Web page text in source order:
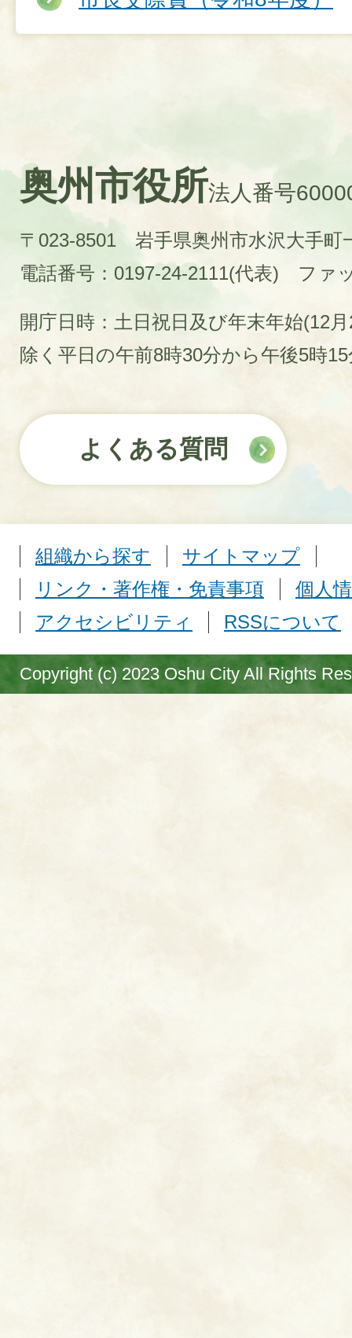
奥州市役所法人番号
〒023-8501 岩手県奥州市水沢大手町
電話番号：0197-24-2111(代表)
ファ
開庁日時：土日祝日及び年末年始(12
除く平日の午前8時30分から午後5時
よくある質問
組織から探す
サイトマップ
リンク・著作権・免責事項
個人
アクセシビリティ
RSSについて
Copyright (c) 2023 Oshu City All Rights